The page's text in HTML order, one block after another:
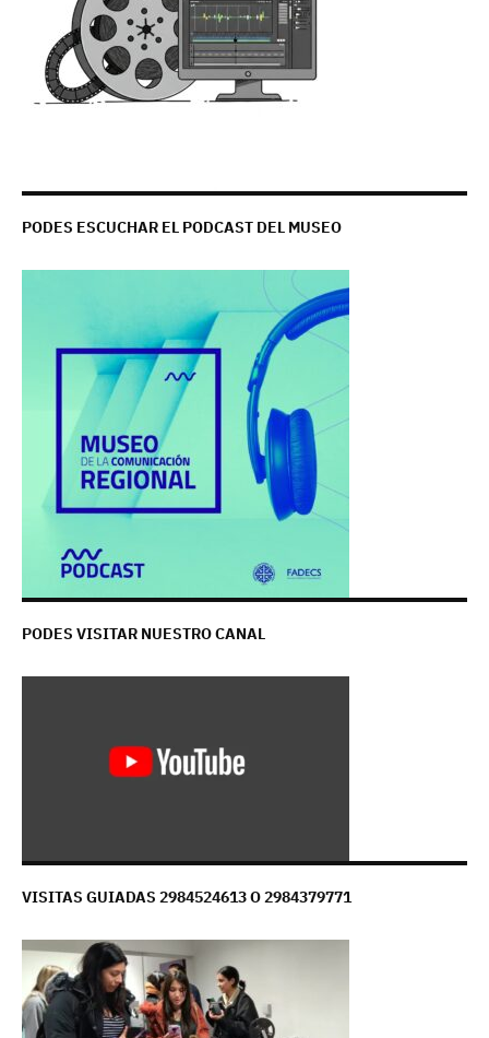
PODES ESCUCHAR EL PODCAST DEL MUSEO
PODES VISITAR NUESTRO CANAL
VISITAS GUIADAS 2984524613 O 2984379771